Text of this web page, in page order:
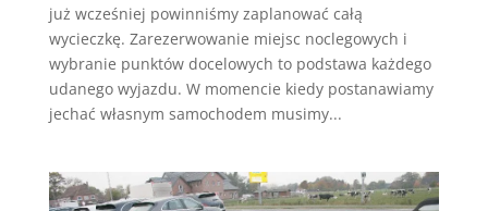
już wcześniej powinniśmy zaplanować całą
wycieczkę. Zarezerwowanie miejsc noclegowych i
wybranie punktów docelowych to podstawa każdego
udanego wyjazdu. W momencie kiedy postanawiamy
jechać własnym samochodem musimy...